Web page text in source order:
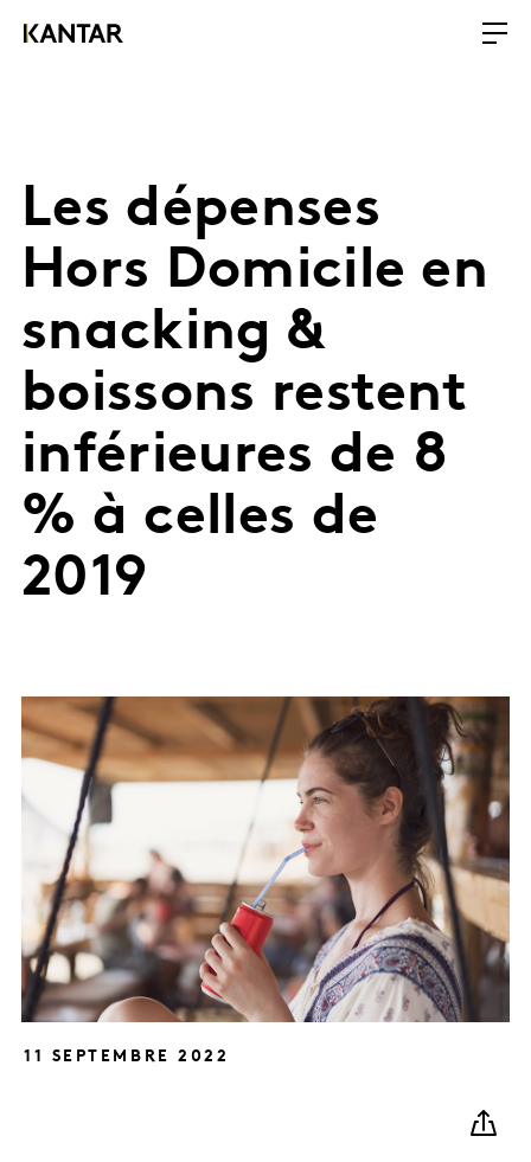
Les dépenses
Hors Domicile en
snacking &
boissons restent
inférieures de 8
% à celles de
2019
11 SEPTEMBRE 2022